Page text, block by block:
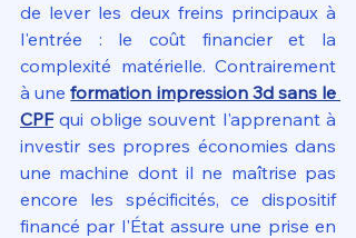
de lever les deux freins principaux à
l'entrée : le coût financier et la
complexité matérielle. Contrairement
à une formation impression 3d sans le
CPF qui oblige souvent l'apprenant à
investir ses propres économies dans
une machine dont il ne maîtrise pas
encore les spécificités, ce dispositif
financé par l'État assure une prise en